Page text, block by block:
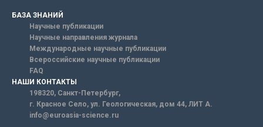
БАЗА ЗНАНИЙ
Научные публикации
Научные направления журнала
Международные научные публикации
Всероссийские научные публикации
FAQ
НАШИ КОНТАКТЫ
198320, Санкт-Петербург,
г. Красное Село, ул. Геологическая, дом 44, ЛИТ А.
info@euroasia-science.ru